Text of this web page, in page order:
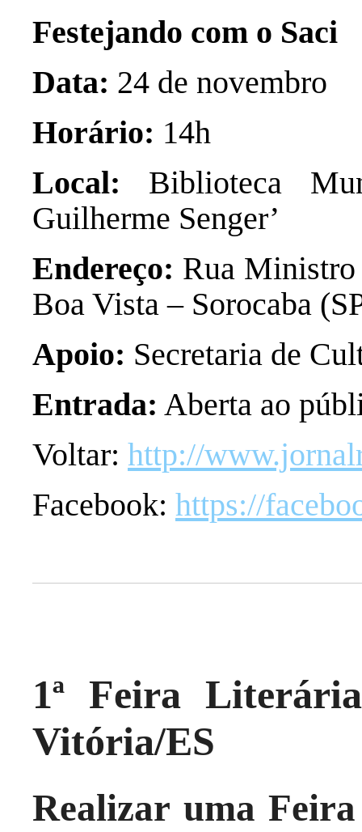
Festejando com o Saci
Data: 24 de novembro
Horário: 14h
Local: Biblioteca
Guilherme Senger’
Endereço: Rua
Boa Vista – Sorocaba
Apoio: Secretaria de
Entrada: Aberta ao
Voltar: http://
Facebook: https://
1ª Feira
Vitória/ES
Realizar uma